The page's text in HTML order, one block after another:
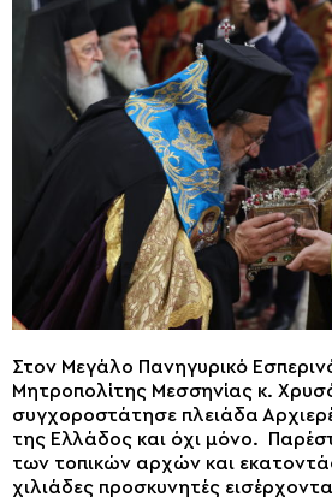
Στον Μεγάλο Πανηγυρικό
Μητροπολίτης Μεσσηνίας κ.
συγχοροστάτησε πλειάδα
της Ελλάδος και όχι μόνο.
των τοπικών αρχών και
χιλιάδες προσκυνητές